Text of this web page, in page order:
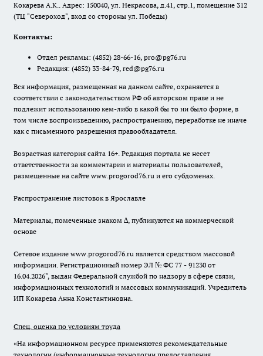
Кокарева А.К.. Адрес: 150040, ул. Некрасова, д.41, стр.1, помещение 312
(ТЦ "Североход", вход со стороны ул. Победы)
Контакты:
Отдел рекламы: (4852) 28-66-16, pro@pg76.ru
Редакция: (4852) 33-84-79, red@pg76.ru
Вся информация, размещенная на данном сайте, охраняется в
соответствии с законодательством РФ об авторском праве и не
подлежит использованию кем-либо в какой бы то ни было форме, в
том числе воспроизведению, распространению, переработке не иначе
как с письменного разрешения правообладателя.
Возрастная категория сайта 16+. Редакция портала не несет
ответственности за комментарии и материалы пользователей,
размещенные на сайте www.progorod76.ru и его субдоменах.
Распространение листовок в Ярославле
Материалы, помеченные знаком ∆, публикуются на коммерческой
основе
Сетевое издание www.progorod76.ru является средством массовой
информации. Регистрационный номер ЭЛ № ФС 77 - 91230 от
16.04.2026", выдан Федеральной службой по надзору в сфере связи,
информационных технологий и массовых коммуникаций. Учредитель
ИП Кокарева Анна Константиновна.
Спец. оценка по условиям труда
«На информационном ресурсе применяются рекомендательные